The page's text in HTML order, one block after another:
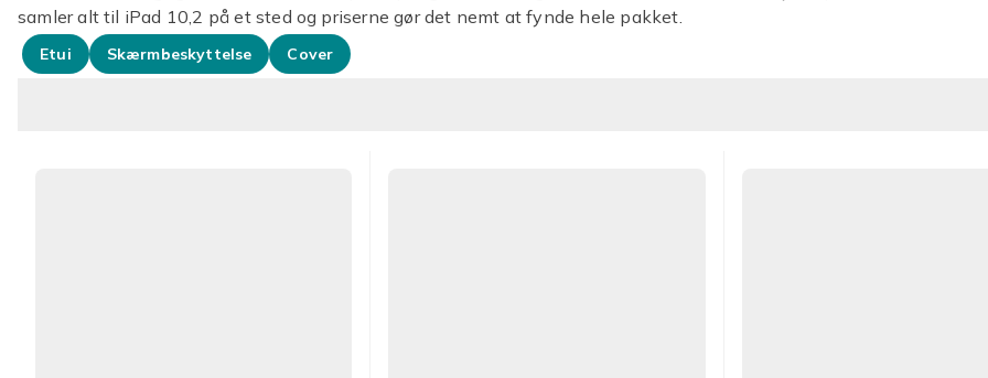
samler alt til iPad 10,2 på et sted og priserne gør det nemt at fynde hele pakket.
Etui Skærmbeskyttelse Cover